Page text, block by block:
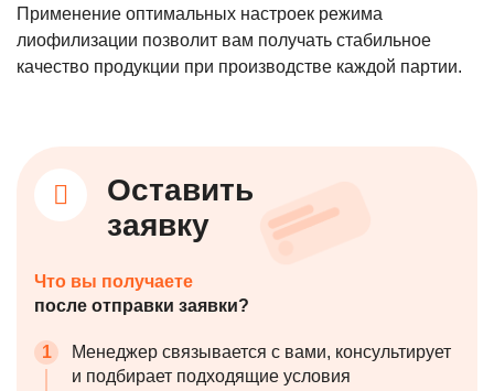
Применение оптимальных настроек режима
лиофилизации позволит вам получать стабильное
качество продукции при производстве каждой партии.
Оставить
заявку
Что вы получаете
после отправки заявки?
Менеджер связывается с вами, консультирует
и подбирает подходящие условия